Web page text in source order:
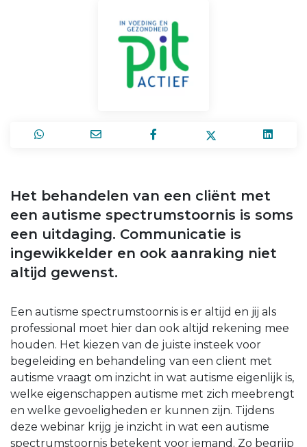
Het behandelen van een cliënt met
een autisme spectrumstoornis is soms
een uitdaging. Communicatie is
ingewikkelder en ook aanraking niet
altijd gewenst.
Een autisme spectrumstoornis is er altijd en jij als
professional moet hier dan ook altijd rekening mee
houden. Het kiezen van de juiste insteek voor
begeleiding en behandeling van een client met
autisme vraagt om inzicht in wat autisme eigenlijk is,
welke eigenschappen autisme met zich meebrengt
en welke gevoeligheden er kunnen zijn. Tijdens
deze webinar krijg je inzicht in wat een autisme
spectrumstoornis betekent voor iemand. Zo begrijp